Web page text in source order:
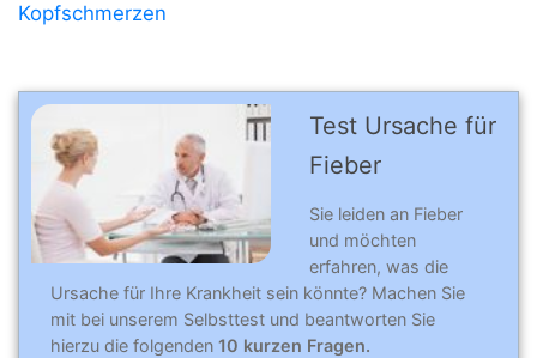
Kopfschmerzen
Test Ursache für
Fieber
Sie leiden an Fieber
und möchten
erfahren, was die
Ursache für Ihre Krankheit sein könnte? Machen Sie
mit bei unserem Selbsttest und beantworten Sie
hierzu die folgenden 10 kurzen Fragen.